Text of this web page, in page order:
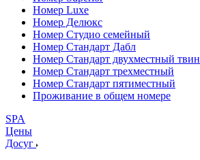
Номер Luxe
Номер Делюкс
Номер Студио семейный
Номер Стандарт Дабл
Номер Стандарт двухместный твин
Номер Стандарт трехместный
Номер Стандарт пятиместный
Проживание в общем номере
SPA
Цены
Досуг